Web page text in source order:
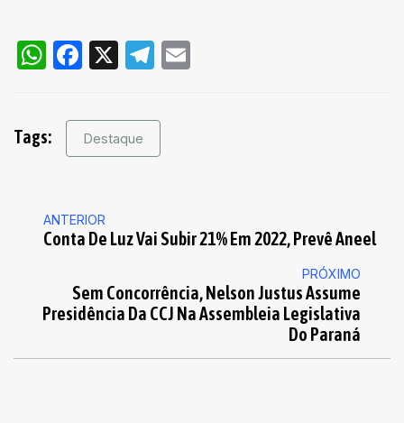
WhatsApp
Facebook
X Telegram
Tags: Destaque
ANTERIOR
Conta De Luz Vai Subir 21% Em 2022, Prevê Aneel
PRÓXIMO
Sem Concorrência, Nelson Justus Assume
Presidência Da CCJ Na Assembleia Legislativa
Do Paraná